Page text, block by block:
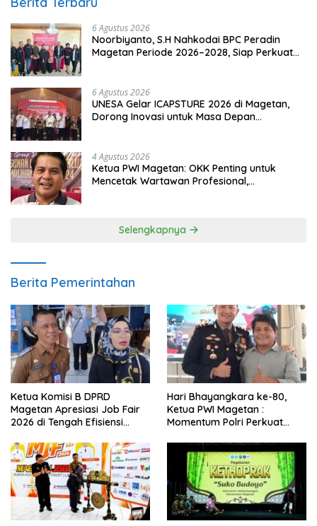
6 Agustus 2026
Noorbiyanto, S.H Nahkodai BPC Peradin
Magetan Periode 2026–2028, Siap Perkuat
6 Agustus 2026
UNESA Gelar ICAPSTURE 2026 di Magetan,
Dorong Inovasi untuk Masa Depan
4 Agustus 2026
Ketua PWI Magetan: OKK Penting untuk
Mencetak Wartawan Profesional,
Selengkapnya
Berita Pemerintahan
Ketua Komisi B DPRD
Magetan Apresiasi Job Fair
2026 di Tengah Efisiensi
Hari Bhayangkara ke-80,
Ketua PWI Magetan :
Momentum Polri Perkuat